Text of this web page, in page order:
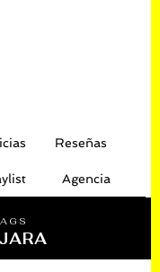
Reseñas
Agencia